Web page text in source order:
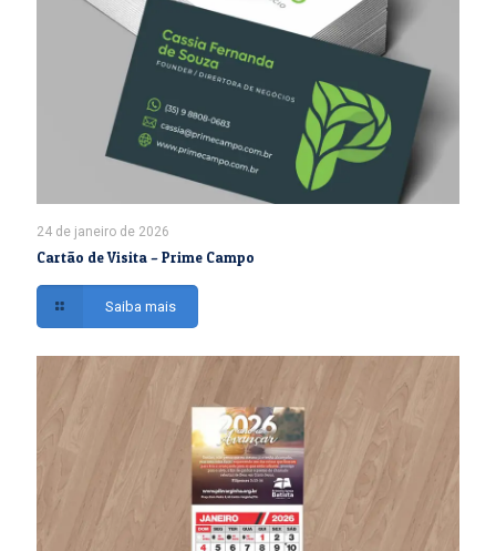
24 de janeiro de 2026
Cartão de Visita – Prime Campo
Saiba mais